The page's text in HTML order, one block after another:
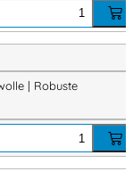
| Robuste